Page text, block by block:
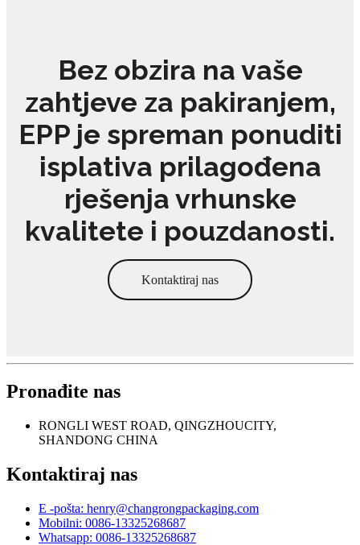
Bez obzira na vaše
zahtjeve za pakiranjem,
EPP je spreman ponuditi
isplativa prilagođena
rješenja vrhunske
kvalitete i pouzdanosti.
Kontaktiraj nas
Pronađite nas
RONGLI WEST ROAD, QINGZHOUCITY,
SHANDONG CHINA
Kontaktiraj nas
E -pošta: henry@changrongpackaging.com
Mobilni: 0086-13325268687
Whatsapp: 0086-13325268687